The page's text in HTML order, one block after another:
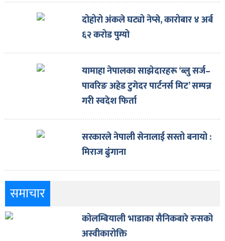
दोहोरो अंकले घट्यो नेप्से, कारोबार ४ अर्ब
६२ करोड पुग्यो
यामाहा नेपालका साझेदारहरू ‘ब्लु सर्ज–
पावरिङ अहेड टुगेदर पार्टनर्स मिट’ सम्पन्न
गरी स्वदेश फिर्ता
सरकारले नेपाली सेनालाई सस्तो बनायो :
मिराज ढुंगाना
समाचार
कोलम्बियाली भाडाका सैनिकबारे रुसको
अस्वीकारोक्ति